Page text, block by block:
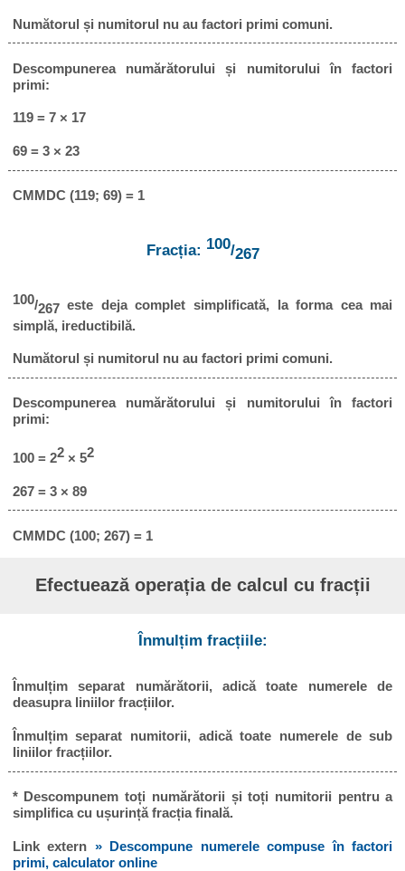
Numătorul și numitorul nu au factori primi comuni.
Descompunerea numărătorului și numitorului în factori
primi:
119 = 7 × 17
69 = 3 × 23
CMMDC (119; 69) = 1
Fracția: 100/267
100/267este deja complet simplificată, la forma cea mai
simplă, ireductibilă.
Numătorul și numitorul nu au factori primi comuni.
Descompunerea numărătorului și numitorului în factori
primi:
100 = 22× 52
267 = 3 × 89
CMMDC (100; 267) = 1
Efectuează operația de calcul cu fracții
Înmulțim fracțiile:
Înmulțim separat numărătorii, adică toate numerele de
deasupra liniilor fracțiilor.
Înmulțim separat numitorii, adică toate numerele de sub
liniilor fracțiilor.
* Descompunem toți numărătorii și toți numitorii pentru a
simplifica cu ușurință fracția finală.
Link extern » Descompune numerele compuse în factori
primi, calculator online